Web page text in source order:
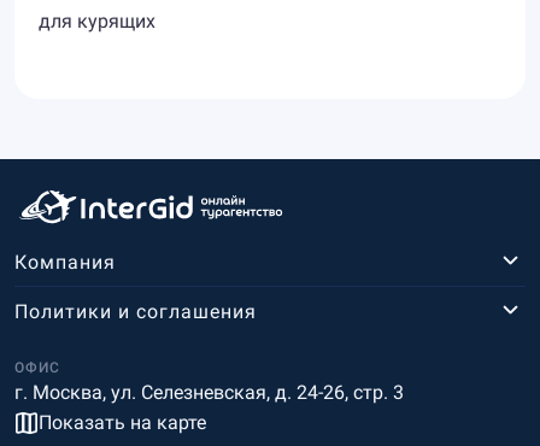
для курящих
Компания
ОФИС
г. Москва, ул. Селезневская, д. 24-26, стр. 3
Показать на карте
Политики и соглашения